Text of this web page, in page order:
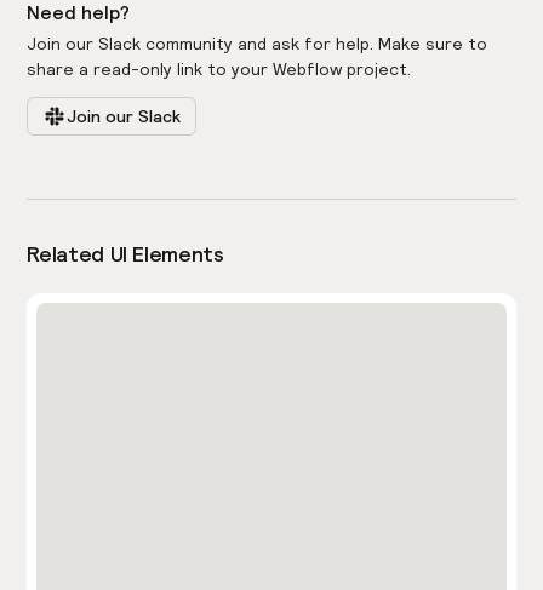
Need help?
Join our Slack community and ask for help. Make sure to
share a read-only link to your Webflow project.
Join our Slack
Related UI Elements